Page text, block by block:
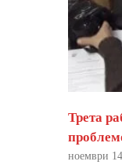
Трета
ноември